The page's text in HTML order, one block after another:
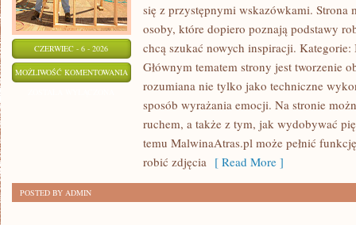
CZERWIEC - 6 - 2026
MOŻLIWOŚĆ KOMENTOWANIA PROJEKTY
KREATYWNE
TRIKI
się z przystępnymi wskazówkami. Strona
osoby, które dopiero poznają podstawy
chcą szukać nowych inspiracji.
Głównym tematem strony jest tworzenie
rozumiana nie tylko jako techniczne
sposób wyrażania emocji. Na stronie
ruchem, a także z tym, jak wydobywać
temu MalwinaAtras.pl może pełnić
robić zdjęcia [ Read More ]
POSTED BY ADMIN